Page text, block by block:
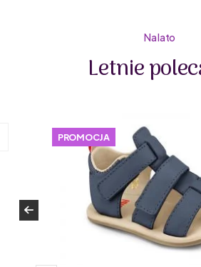
Primigi to włoska marka, która na
roku. Primigi tworzy buty dla dzieci
różnych etapów rozwoju, w tym także
barefoot. Włoscy projektanci butów
tworzą obuwie z wysokiej jakości
o detale. Marka dba o środowisko –
Primigi wykonane są z materiałów
pochodzących z recyklingu. Są
i stworzone z oddychających
Na lato
Letnie
PROMOCJA